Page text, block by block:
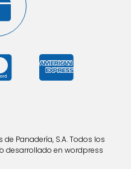
Panadería, S.A. Todos los
desarrollado en wordpress